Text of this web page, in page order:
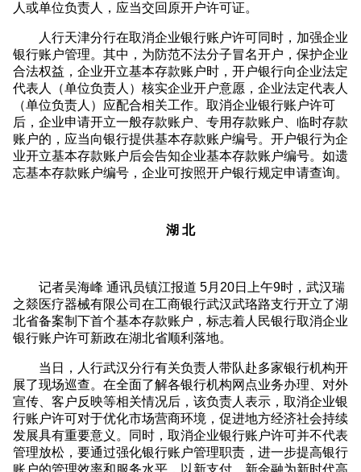
人或单位负责人，应当交回原开户许可证。
人行天津分行在取消企业银行账户许可同时，加强企业
银行账户管理。其中，为防范不法分子冒名开户，保护企业
合法权益，企业开立基本存款账户时，开户银行向企业法定
代表人（单位负责人）核实企业开户意愿，企业法定代表人
（单位负责人）应配合相关工作。取消企业银行账户许可
后，企业申请开立一般存款账户、专用存款账户、临时存款
账户的，应当向银行提供基本存款账户编号。开户银行为企
业开立基本存款账户后会告知企业基本存款账户编号。如遗
忘基本存款账户编号，企业可按照开户银行规定申请查询。
湖 北
记者吴海峰 通讯员镇江报道 5月20日上午9时，武汉瑞
之燚医疗器械有限公司在工商银行武汉武珞路支行开立了湖
北省备案制下首个基本存款账户，标志着人民银行取消企业
银行账户许可新政在湖北省顺利落地。
当日，人行武汉分行有关负责人带队赴多家银行机构开
展了现场巡查。在全面了解各银行机构网点业务办理、对外
宣传、客户反映等相关情况后，该负责人表示，取消企业银
行账户许可对于优化市场营商环境，促进地方经济社会持续
发展具有重要意义。同时，取消企业银行账户许可并不代表
管理放松，要通过强化银行账户管理职责，进一步提高银行